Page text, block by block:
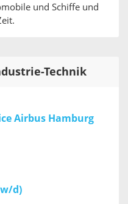
und Schiffe und
Technik
Airbus Hamburg
d)